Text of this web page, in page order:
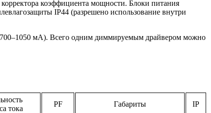
коэффициента мощности. Блоки питания
IP44 (разрешено использование внутри
(700–1050 мА). Всего одним диммируемым драйвером можно
тока
PF Габариты IP